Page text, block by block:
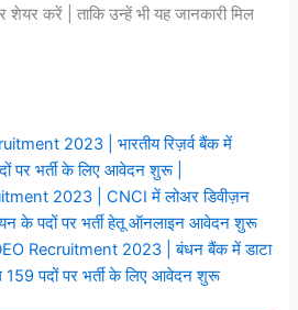
करें | ताकि उन्हें भी यह जानकारी मिल
2023 | भारतीय रिज़र्व बैंक में
पर भर्ती के लिए आवेदन शुरू |
2023 | CNCI में लोअर डिवीज़न
के पदों पर भर्ती हेतू ऑनलाइन आवेदन शुरू
Recruitment 2023 | बंधन बैंक में डाटा
पदों पर भर्ती के लिए आवेदन शुरू